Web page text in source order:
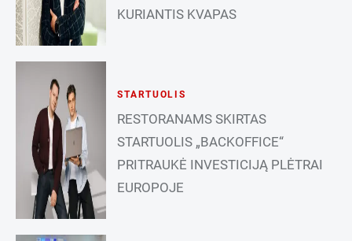
KURIANTIS KVAPAS
STARTUOLIS
RESTORANAMS SKIRTAS
STARTUOLIS „BACKOFFICE“
PRITRAUKĖ INVESTICIJĄ PLĖTRAI
EUROPOJE